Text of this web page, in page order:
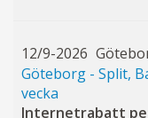
12/9-2026
Göteborg - Split,
vecka
Internetrabatt